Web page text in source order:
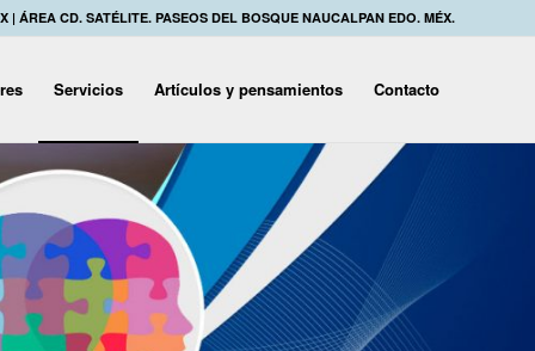
ÁREA CD. SATÉLITE. PASEOS DEL BOSQUE NAUCALPAN EDO. MÉX.
Servicios Artículos y pensamientos Contacto